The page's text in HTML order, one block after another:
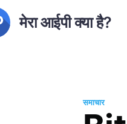
मेरा आईपी क्या है?
समाचार